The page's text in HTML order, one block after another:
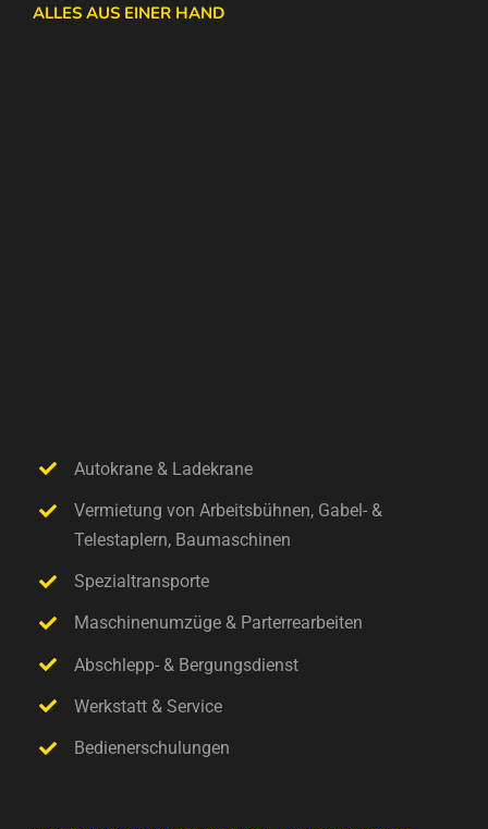
ALLES AUS EINER HAND
Autokrane & Ladekrane
Vermietung von Arbeitsbühnen, Gabel- &
Telestaplern, Baumaschinen
Spezialtransporte
Maschinenumzüge & Parterrearbeiten
Abschlepp- & Bergungsdienst
Werkstatt & Service
Bedienerschulungen